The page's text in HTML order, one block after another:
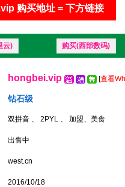
购买地址 = 下方链接
云) 购买(西部数码)
hongbei.vip [查看
钻石级
双拼音 、 2PYL 、 加盟、美食
出售中
west.cn
2016/10/18